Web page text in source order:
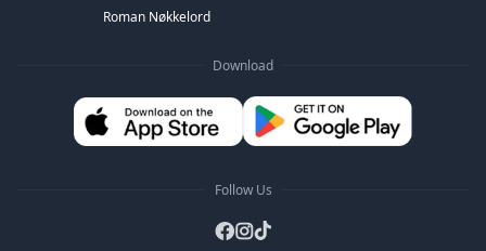
Roman Nøkkelord
Download
Follow Us